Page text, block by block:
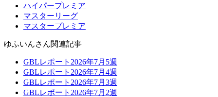
ハイパープレミア
マスターリーグ
マスタープレミア
ゆふいんさん関連記事
GBLレポート2026年7月5週
GBLレポート2026年7月4週
GBLレポート2026年7月3週
GBLレポート2026年7月2週